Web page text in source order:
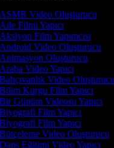
Video Oluşturucu
Filmi Yapıcı
Film Yapımcısı
Video Oluşturucu
Oluşturucu
Video Yapıcı
Video Oluşturucu
Kurgu Film Yapıcı
Günüm Videosu Yapıcı
Film Yapıcı
Film Yapıcı
Video Oluşturucu
Eğitimi Video Yapıcı